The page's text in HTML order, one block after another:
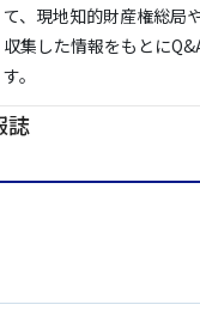
て、現地知的財産権総局
収集した情報をもとに
す。
誌